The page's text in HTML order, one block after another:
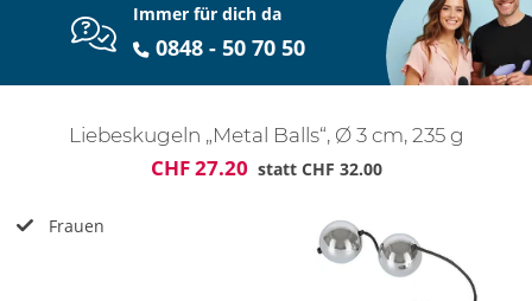
Immer für dich da
0848 - 50 70 50
Liebeskugeln „Metal Balls“, Ø 3 cm, 235 g
CHF 27.20 statt CHF 32.00
Frauen